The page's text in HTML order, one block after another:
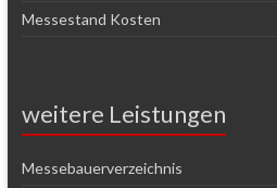
Messestand Kosten
weitere Leistungen
Messebauerverzeichnis